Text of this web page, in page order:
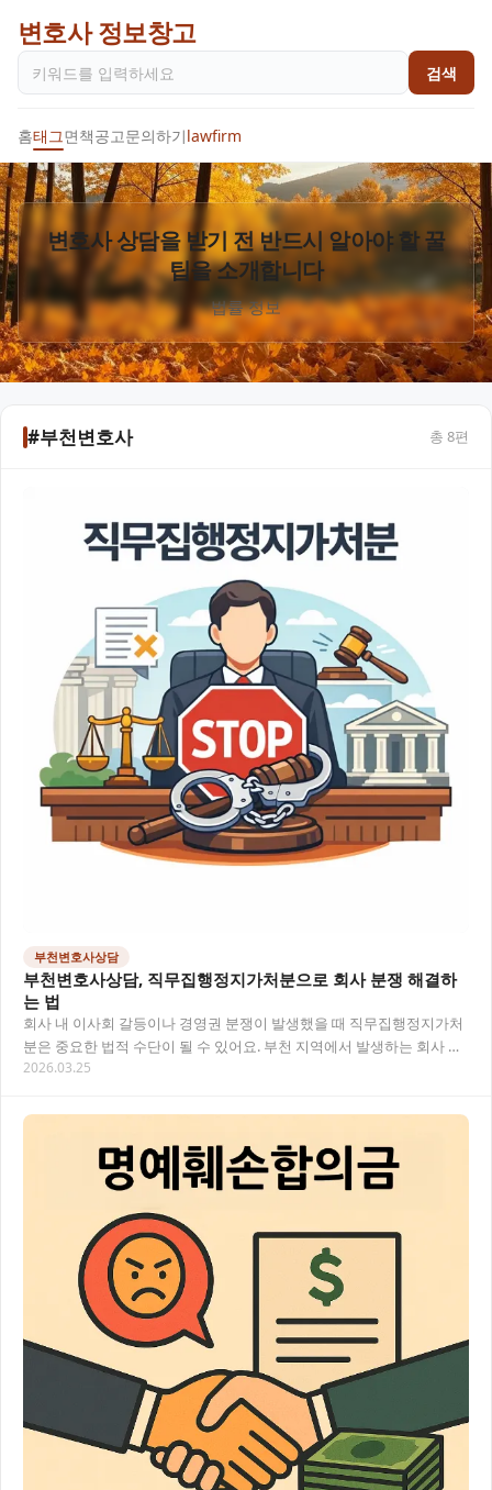
변호사 정보창고
검색
홈태그면책공고문의하기lawfirm
변호사 상담을 받기 전 반드시 알아야 할 꿀
팁을 소개합니다
법률 정보
#부천변호사 총 8편
부천변호사상담
부천변호사상담, 직무집행정지가처분으로 회사 분쟁 해결하
는 법
회사 내 이사회 갈등이나 경영권 분쟁이 발생했을 때 직무집행정지가처
분은 중요한 법적 수단이 될 수 있어요. 부천 지역에서 발생하는 회사 분
쟁에서 이 제도를 어떻게 활용할 수 있는지…
2026.03.25